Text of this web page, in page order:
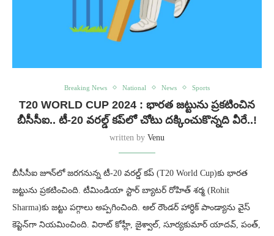
Breaking News National News Sports
T20 WORLD CUP 2024 : భారత జట్టును ప్రకటించిన
బీసీసీఐ.. టీ-20 వరల్డ్ కప్‌లో చోటు దక్కించుకొన్నది వీరే..!
written by Venu
బీసీసీఐ జూన్‌లో జరగనున్న టీ-20 వరల్డ్ కప్‌ (T20 World Cup)కు భారత
జట్టును ప్రకటించింది. టీమిండియా స్టార్ బ్యాటర్‌ రోహిత్ శర్మ (Rohit
Sharma)కు జట్టు పగ్గాలు అప్పగించింది. ఆల్ రౌండర్ హార్ధిక్ పాండ్యాను వైస్
కెప్టెన్‌గా నియమించింది. విరాట్ కోహ్లీ, జైశ్వాల్, సూర్యకుమార్ యాదవ్, పంత్,